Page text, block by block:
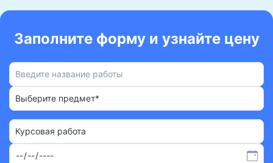
Заполните форму и узнайте цену
Выберите предмет*
Курсовая работа